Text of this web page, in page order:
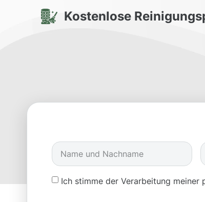
Kostenlose
Ich stimme der Verarbeitung meiner